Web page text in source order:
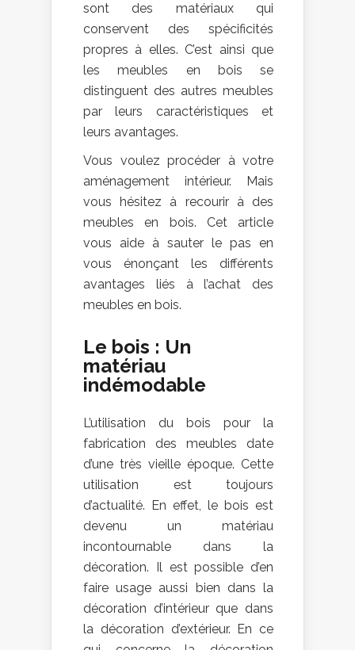
sont des matériaux qui
conservent des spécificités
propres à elles. C’est ainsi que
les meubles en bois se
distinguent des autres meubles
par leurs caractéristiques et
leurs avantages.
Vous voulez procéder à votre
aménagement intérieur. Mais
vous hésitez à recourir à des
meubles en bois. Cet article
vous aide à sauter le pas en
vous énonçant les différents
avantages liés à l’achat des
meubles en bois.
Le bois : Un
matériau
indémodable
L’utilisation du bois pour la
fabrication des meubles date
d’une très vieille époque. Cette
utilisation est toujours
d’actualité. En effet, le bois est
devenu un matériau
incontournable dans la
décoration. Il est possible d’en
faire usage aussi bien dans la
décoration d’intérieur que dans
la décoration d’extérieur. En ce